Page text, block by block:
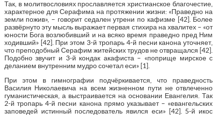
Так, в молитвословиях прославляется христианское благочестие,
характерное для Серафима на протяжении жизни: «Праведно на
земли пожив», – говорит седален утрени по кафизме [42]. Более
развёрнуто эту мысль выражает первая стихира на хвалитех – «от
юности Бога возлюбивший и на всяко время праведно пред Ним
ходивший» [42]. При этом 3-й тропарь 4-й песни канона уточняет,
что преподобный Серафим житейских трудов не отвращался [42].
Подобно звучит и 3-й кондак акафиста – «поприще мирское с
деланием внутренним мудро сочетал еси» [1].
При этом в гимнографии подчёркивается, что праведность
Василия Николаевича на всем жизненном пути не отвлеченно
гуманистическая, а выстраивается на основании Евангелия. Так
2-й тропарь 4-й песни канона прямо указывает – «евангельских
заповедей истинный последователь явился еси» [42]. 5-й икос